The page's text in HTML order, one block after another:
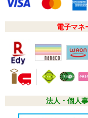
電子マネ
法人・個人